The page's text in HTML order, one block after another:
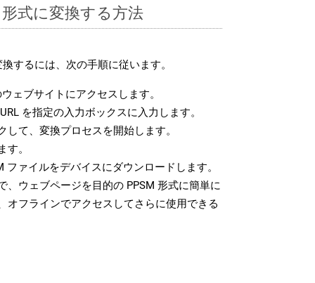
式に変換する方法
するには、次の手順に従います。
ェブサイトにアクセスします。
を指定の入力ボックスに入力します。
して、変換プロセスを開始します。
。
ファイルをデバイスにダウンロードします。
、ウェブページを目的の PPSM 形式に簡単に
オフラインでアクセスしてさらに使用できる